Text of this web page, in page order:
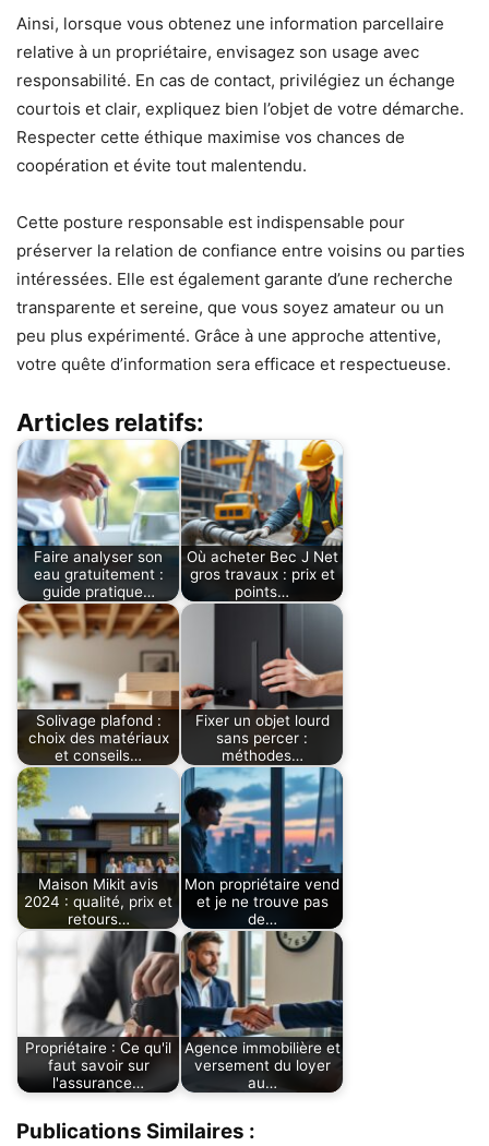
Ainsi, lorsque vous obtenez une information parcellaire
relative à un propriétaire, envisagez son usage avec
responsabilité. En cas de contact, privilégiez un échange
courtois et clair, expliquez bien l’objet de votre démarche.
Respecter cette éthique maximise vos chances de
coopération et évite tout malentendu.
Cette posture responsable est indispensable pour
préserver la relation de confiance entre voisins ou parties
intéressées. Elle est également garante d’une recherche
transparente et sereine, que vous soyez amateur ou un
peu plus expérimenté. Grâce à une approche attentive,
votre quête d’information sera efficace et respectueuse.
Articles relatifs:
Faire analyser son
eau gratuitement :
guide pratique…
Où acheter Bec J Net
gros travaux : prix et
points…
Solivage plafond :
choix des matériaux
et conseils…
Fixer un objet lourd
sans percer :
méthodes…
Maison Mikit avis
2024 : qualité, prix et
retours…
Mon propriétaire vend
et je ne trouve pas
de…
Propriétaire : Ce qu'il
faut savoir sur
l'assurance…
Agence immobilière et
versement du loyer
au…
Publications Similaires :